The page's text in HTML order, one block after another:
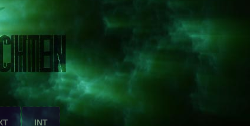
INT